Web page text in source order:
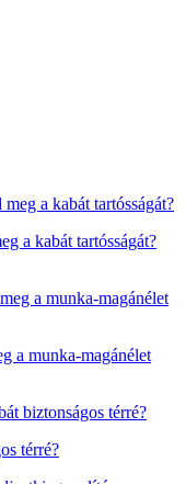
a kabát tartósságát?
a munka-magánélet
térré?